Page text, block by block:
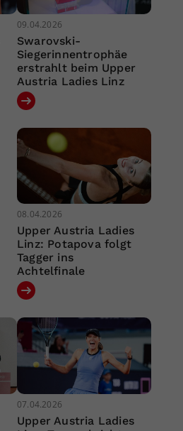
09.04.2026
Swarovski-
Siegerinnentrophäe
erstrahlt beim Upper
Austria Ladies Linz
08.04.2026
Upper Austria Ladies
Linz: Potapova folgt
Tagger ins
Achtelfinale
07.04.2026
Upper Austria Ladies